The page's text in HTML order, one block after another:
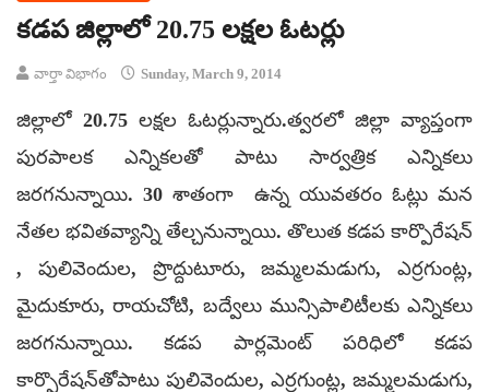
కడప జిల్లాలో 20.75 లక్షల ఓటర్లు
వార్తా విభాగం Sunday, March 9, 2014
జిల్లాలో 20.75 లక్షల ఓటర్లున్నారు.త్వరలో జిల్లా వ్యాప్తంగా
పురపాలక ఎన్నికలతో పాటు సార్వత్రిక ఎన్నికలు
జరగనున్నాయి. 30 శాతంగా ఉన్న యువతరం ఓట్లు మన
నేతల భవితవ్యాన్ని తేల్చనున్నాయి. తొలుత కడప కార్పొరేషన్
, పులివెందుల, ప్రొద్దుటూరు, జమ్మలమడుగు, ఎర్రగుంట్ల,
మైదుకూరు, రాయచోటి, బద్వేలు మున్సిపాలిటీలకు ఎన్నికలు
జరగనున్నాయి. కడప పార్లమెంట్ పరిధిలో కడప
కార్పొరేషన్‌తోపాటు పులివెందుల, ఎర్రగుంట్ల, జమ్మలమడుగు,